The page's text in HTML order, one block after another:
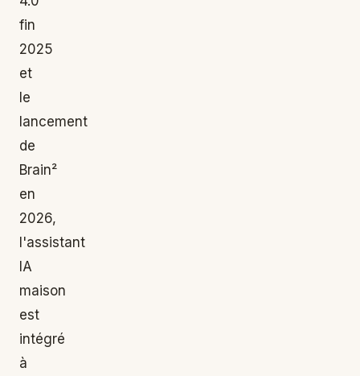
fin
2025
et
le
lancement
de
Brain²
en
2026,
l'assistant
IA
maison
est
intégré
à